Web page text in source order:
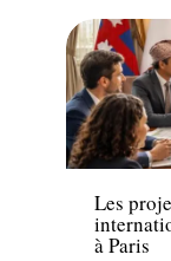
Voyage
Les
à Paris